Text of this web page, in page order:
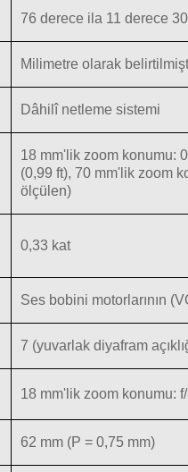
76 derece ila 11 derece
Milimetre olarak
Dâhilî netleme sistemi
18 mm'lik zoom konumu:
(0,99 ft), 70 mm'lik zoom
ölçülen)
0,33 kat
Ses bobini motorlarının
7 (yuvarlak diyafram
18 mm'lik zoom konumu:
62 mm (P = 0,75 mm)